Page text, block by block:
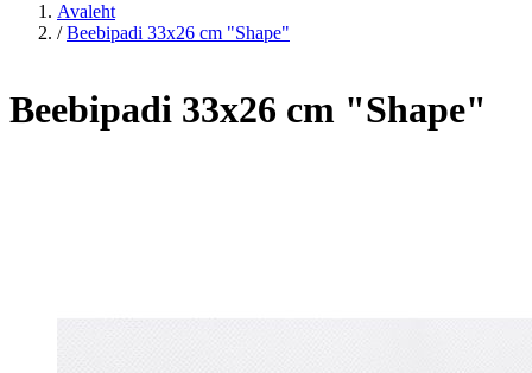
Avaleht
/ Beebipadi 33x26 cm "Shape"
Beebipadi 33x26 cm "Shape"